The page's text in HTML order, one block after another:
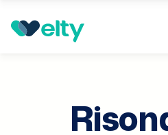
Prenota visita Risonanza